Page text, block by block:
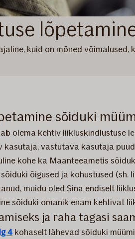
kuid on mõned
sõiduki
olema kehtiv liikluskindlustuse
vastutava kasutaja
kohe ka Maanteeametis
õigused ja kohustused
muidu oled Sina endiselt
sõiduki omanik enam kehtivat
ja raha tagasi
4 kohaselt lähevad sõiduki